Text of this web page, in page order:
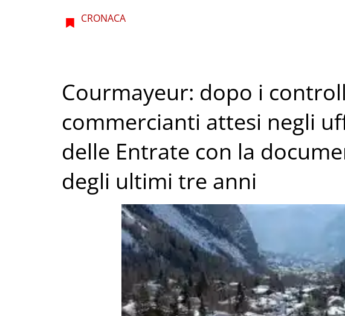
CRONACA
Courmayeur: dopo i
commercianti attesi negli
delle Entrate con la
degli ultimi tre anni